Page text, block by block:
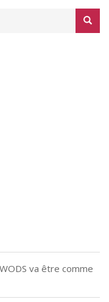
va être comme